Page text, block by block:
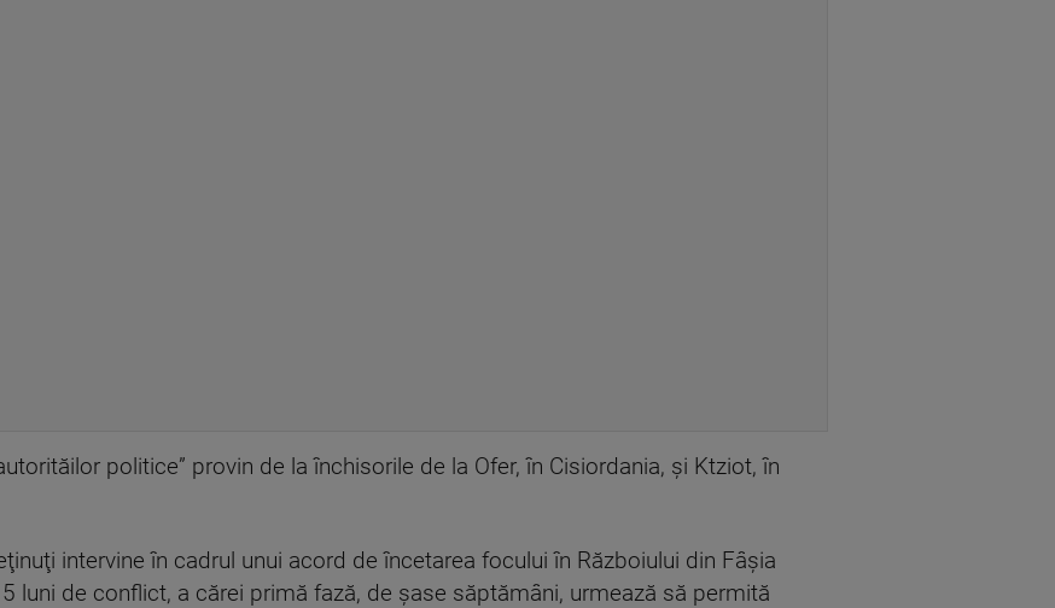
politice” provin de la închisorile de la Ofer, în Cisiordania, şi Ktziot, în
intervine în cadrul unui acord de încetarea focului în Războiului din Fâşia
luni de conflict, a cărei primă fază, de şase săptămâni, urmează să permită